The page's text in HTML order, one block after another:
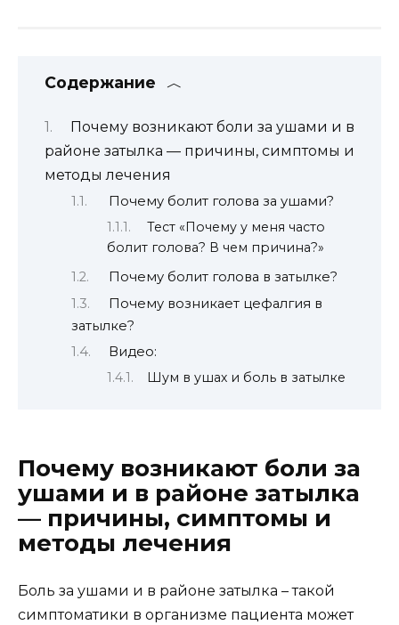
Содержание
Почему возникают боли за ушами и в
районе затылка — причины, симптомы и
методы лечения
Почему болит голова за ушами?
Тест «Почему у меня часто
болит голова? В чем причина?»
Почему болит голова в затылке?
Почему возникает цефалгия в
затылке?
Видео:
Шум в ушах и боль в затылке
Почему возникают боли за
ушами и в районе затылка
— причины, симптомы и
методы лечения
Боль за ушами и в районе затылка – такой
симптоматики в организме пациента может